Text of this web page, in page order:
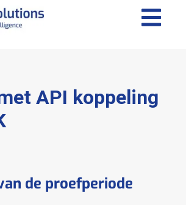
API koppeling
de proefperiode